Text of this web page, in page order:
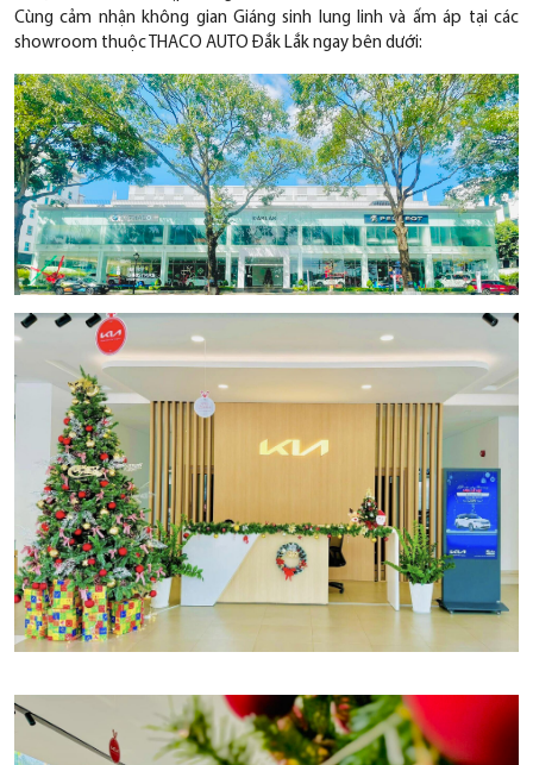
Cùng cảm nhận không gian Giáng sinh lung linh và ấm áp tại các
showroom thuộc THACO AUTO Đắk Lắk ngay bên dưới: